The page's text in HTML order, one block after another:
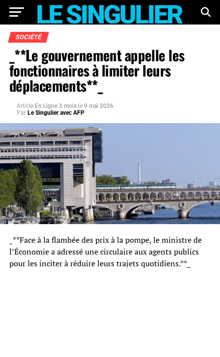
SOCIÉTÉ
_**Le gouvernement appelle les
fonctionnaires à limiter leurs
déplacements**_
Article En Ligne 3 mois le 9 mai 2026
Par Le Singulier avec AFP
_**Face à la flambée des prix à la pompe, le ministre de
l’Économie a adressé une circulaire aux agents publics
pour les inciter à réduire leurs trajets quotidiens.**_